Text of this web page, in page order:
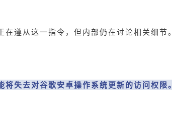
遵从这一指令，但内部仍在讨论相关细节。
失去对谷歌安卓操作系统更新的访问权限。